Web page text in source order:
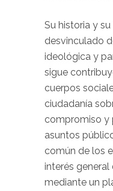
Su historia y
desvinculado
ideológica y
sigue
cuerpos
ciudadanía
compromiso y
asuntos
común de los
interés general
mediante un